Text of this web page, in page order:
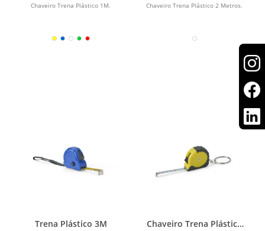
Chaveiro Trena Plástico 1M. Chaveiro Trena Plástico 2 Metros.
Trena Plástico 3M
Chaveiro Trena Plástico